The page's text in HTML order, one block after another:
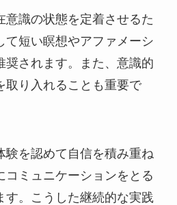
意識の状態を定着させるた
て短い瞑想やアファメーシ
奨されます。また、意識的
取り入れることも重要で
験を認めて自信を積み重ね
コミュニケーションをとる
す。こうした継続的な実践